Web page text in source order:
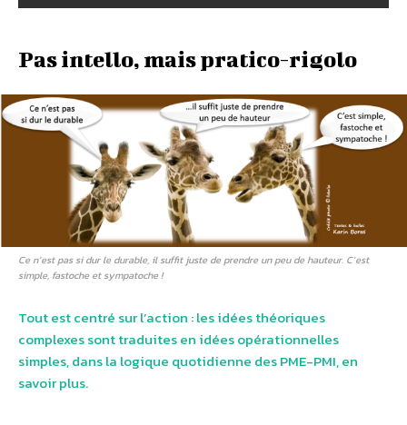
Pas intello, mais pratico-rigolo
Ce n’est pas si dur le durable, il suffit juste de prendre un peu de hauteur. C’est
simple, fastoche et sympatoche !
Tout est centré sur l’action : les idées théoriques
complexes sont traduites en idées opérationnelles
simples, dans la logique quotidienne des PME-PMI, en
savoir plus.